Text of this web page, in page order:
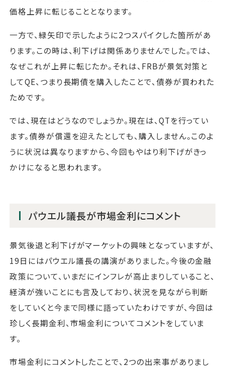
価格上昇に転じることとなります。
一方で、緑矢印で示したように2つスパイクした箇所があ
ります。この時は、利下げは関係ありませんでした。では、
なぜこれが上昇に転じたか。それは、FRBが景気対策と
してQE、つまり長期債を購入したことで、債券が買われた
ためです。
では、現在はどうなのでしょうか。現在は、QTを行ってい
ます。債券が償還を迎えたとしても、購入しません。このよ
うに状況は異なりますから、今回もやはり利下げがきっ
かけになると思われます。
パウエル議長が市場金利にコメント
景気後退と利下げがマーケットの興味となっていますが、
19日にはパウエル議長の講演がありました。今後の金融
政策について、いまだにインフレが高止まりしていること、
経済が強いことにも言及しており、状況を見ながら判断
をしていくと今まで同様に語っていたわけですが、今回は
珍しく長期金利、市場金利についてコメントをしていま
す。
市場金利にコメントしたことで、2つの出来事がありまし